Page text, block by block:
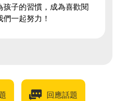
子的習慣，成為喜歡閱
一起努力！
回應話題